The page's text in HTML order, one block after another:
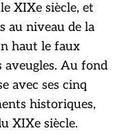
XIXe siècle, et
au niveau de la
haut le faux
Au fond
avec ses cinq
historiques,
XIXe siècle.